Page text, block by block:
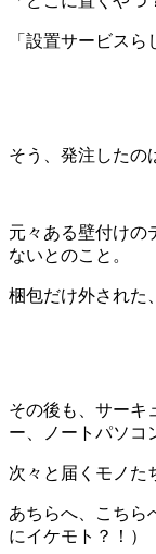
「設置サービスら
そう、発注したの
元々ある壁付けの
ないとのこと。
梱包だけ外された
その後も、サーキ
ー、ノートパソコ
次々と届くモノた
あちらへ、こちら
にイケモト？！）